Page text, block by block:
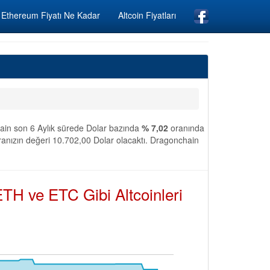
Ethereum Fiyatı Ne Kadar Altcoin Fiyatları
son 6 Aylık sürede Dolar bazında% 7,02 oranında
değeri 10.702,00 Dolar olacaktı. Dragonchain
ve ETC Gibi Altcoinleri